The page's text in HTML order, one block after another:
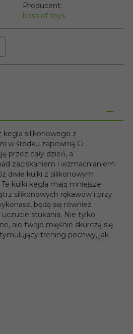
Producent:
boss of toys
kegla silikonowego z
w środku zapewnią Ci
przez cały dzień, a
zaciskaniem i wzmacnianiem
dwie kulki z silikonowym
kulki kegla mają mniejsze
silikonowych rękawów i przy
będą się również
uczucie stukania. Nie tylko
ale twoje mięśnie skurczą się
trening pochwy, jak